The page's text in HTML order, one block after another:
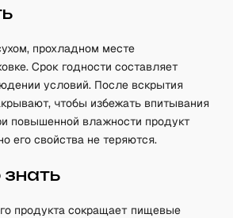
прохладном месте
Срок годности составляет
условий. После вскрытия
чтобы избежать впитывания
повышенной влажности продукт
его свойства не теряются.
продукта сокращает пищевые